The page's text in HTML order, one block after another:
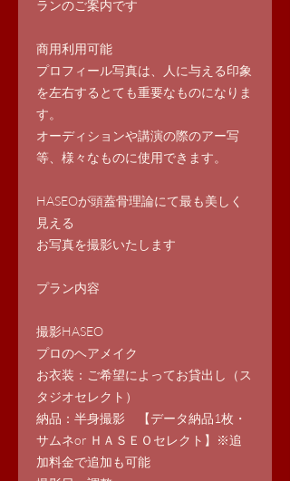
ランのご案内です
商用利用可能
プロフィール写真は、人に与える印象
を左右するとても重要なものになりま
す。
オーディションや講演の際のアー写
等、様々なものに使用できます。
HASEOが頭蓋骨理論にて最も美しく
見える
お写真を撮影いたします
プラン内容
撮影HASEO
プロのヘアメイク
お衣装：ご希望によってお貸出し（ス
タジオセレクト）
納品：半身撮影 【データ納品1枚・
サムネor ＨＡＳＥＯセレクト】※追
加料金で追加も可能